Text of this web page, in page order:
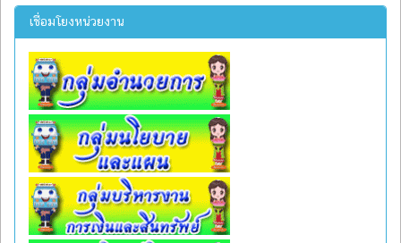
เชื่อมโยงหน่วยงาน